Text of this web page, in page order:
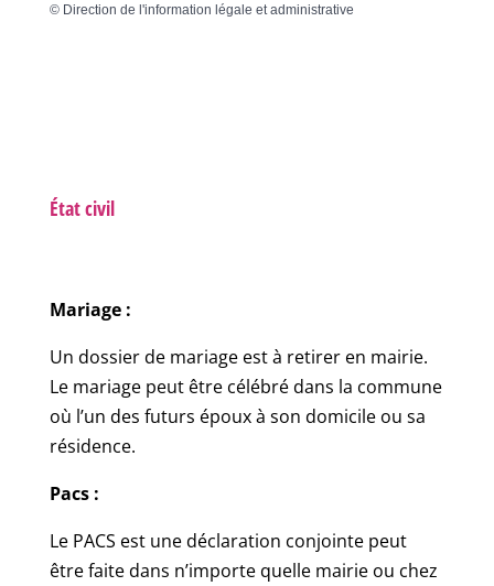
© Direction de l'information légale et administrative
État civil
Mariage :
Un dossier de mariage est à retirer en mairie.
Le mariage peut être célébré dans la commune
où l’un des futurs époux à son domicile ou sa
résidence.
Pacs :
Le PACS est une déclaration conjointe peut
être faite dans n’importe quelle mairie ou chez